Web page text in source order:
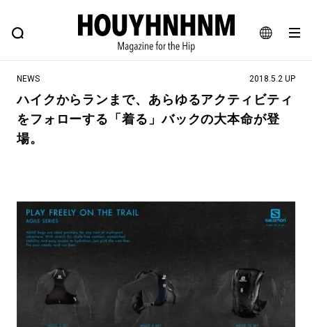
JA
EN
FEATURE BLOG SNAP
ヒップなファッション、カルチャー、ライフスタイルWEBマガジン
#NEW VINTAGE #古着サミット
#マイナーグッド図鑑
#Commune H #FOCUS IT
#ととけん #MOVIE
#LIFESTYLE #SNEAKER
#SPORTS #HANDSOME HANDBOOK
NEWS 2018.5.2 UP
ハイクからランまで、あらゆるアクティビティ
をフォローする「着る」バックの大本命が登
場。